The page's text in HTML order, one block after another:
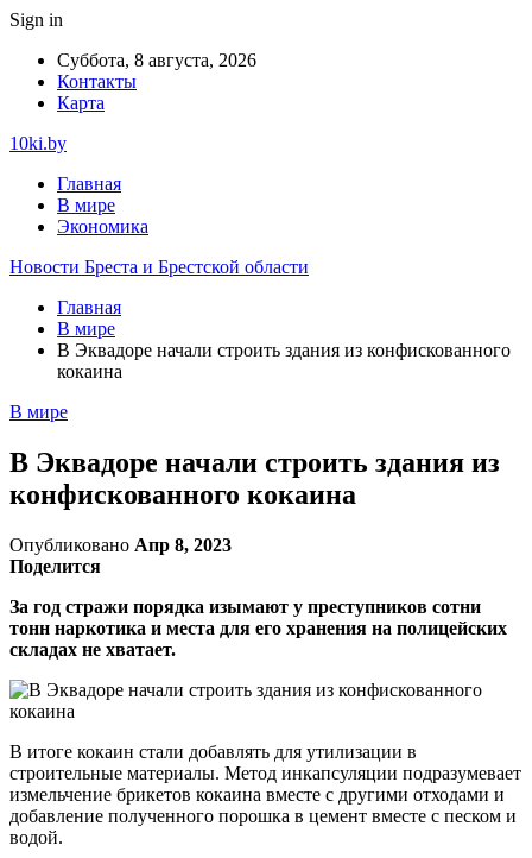
Sign in
Суббота, 8 августа, 2026
Контакты
Карта
10ki.by
Главная
В мире
Экономика
Новости Бреста и Брестской области
Главная
В мире
В Эквадоре начали строить здания из конфискованного
кокаина
В мире
В Эквадоре начали строить здания из
конфискованного кокаина
Опубликовано Апр 8, 2023
Поделится
За год стражи порядка изымают у преступников сотни
тонн наркотика и места для его хранения на полицейских
складах не хватает.
В итоге кокаин стали добавлять для утилизации в
строительные материалы. Метод инкапсуляции подразумевает
измельчение брикетов кокаина вместе с другими отходами и
добавление полученного порошка в цемент вместе с песком и
водой.